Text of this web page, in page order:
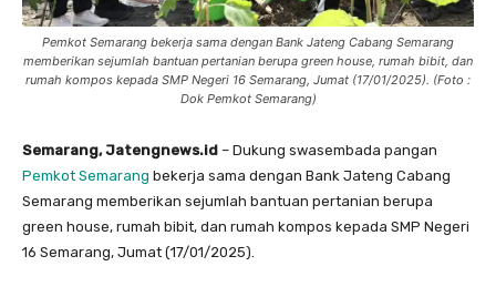
Pemkot Semarang bekerja sama dengan Bank Jateng Cabang Semarang
memberikan sejumlah bantuan pertanian berupa green house, rumah bibit, dan
rumah kompos kepada SMP Negeri 16 Semarang, Jumat (17/01/2025). (Foto :
Dok Pemkot Semarang)
Semarang, Jatengnews.id – Dukung swasembada pangan
Pemkot Semarang bekerja sama dengan Bank Jateng Cabang
Semarang memberikan sejumlah bantuan pertanian berupa
green house, rumah bibit, dan rumah kompos kepada SMP Negeri
16 Semarang, Jumat (17/01/2025).